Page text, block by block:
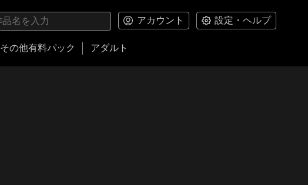
アカウント 設定・ヘルプ
その他有料パック アダルト